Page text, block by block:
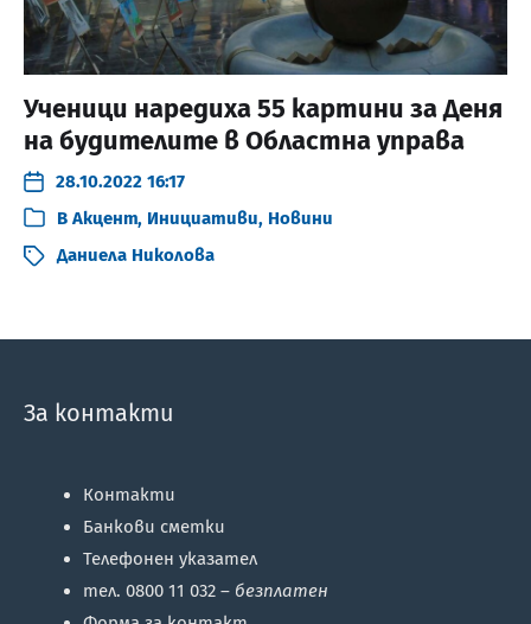
Ученици наредиха 55 картини за Деня
на будителите в Областна управа
28.10.2022 16:17
В Акцент, Инициативи, Новини
Даниела Николова
За контакти
Контакти
Банкови сметки
Телефонен указател
тел. 0800 11 032 – безплатен